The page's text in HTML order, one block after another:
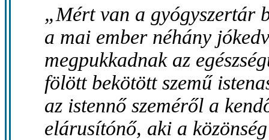
„Mért van a gyógyszertár
a mai ember néhány
megpukkadnak az
fölött bekötött szemű
az istennő szeméről a
elárusítónő, aki a